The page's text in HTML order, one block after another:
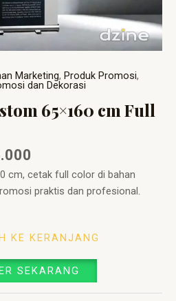
Marketing, Produk Promosi,
dan Dekorasi
65×160 cm Full
cm, cetak full color di bahan
praktis dan profesional.
KE KERANJANG
SEKARANG